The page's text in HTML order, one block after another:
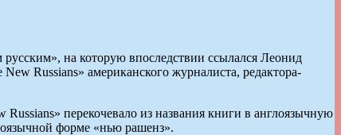
русским», на которую впоследствии ссылался Леонид
Russians» американского журналиста, редактора-
перекочевало из названия книги в англоязычную
форме «нью рашенз».